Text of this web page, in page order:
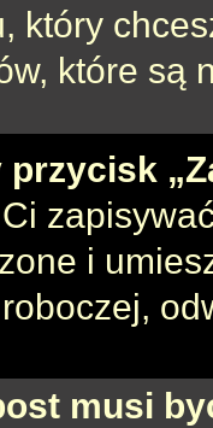
który
które są
przycisk
i
musi